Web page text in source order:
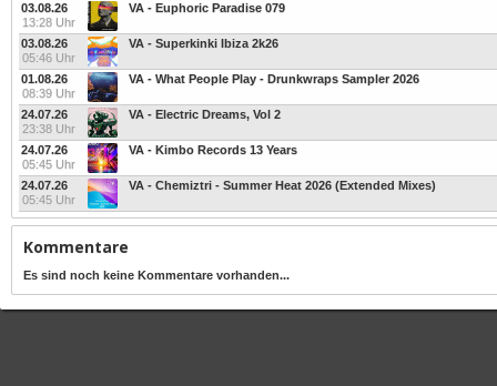
03.08.26
13:28 Uhr
VA - Euphoric Paradise 079
03.08.26
05:46 Uhr
VA - Superkinki Ibiza 2k26
01.08.26
08:39 Uhr
VA - What People Play - Drunkwraps Sampler 2026
24.07.26
23:38 Uhr
VA - Electric Dreams, Vol 2
24.07.26
05:45 Uhr
VA - Kimbo Records 13 Years
24.07.26
05:45 Uhr
VA - Chemiztri - Summer Heat 2026 (Extended Mixes)
Kommentare
Es sind noch keine Kommentare vorhanden...